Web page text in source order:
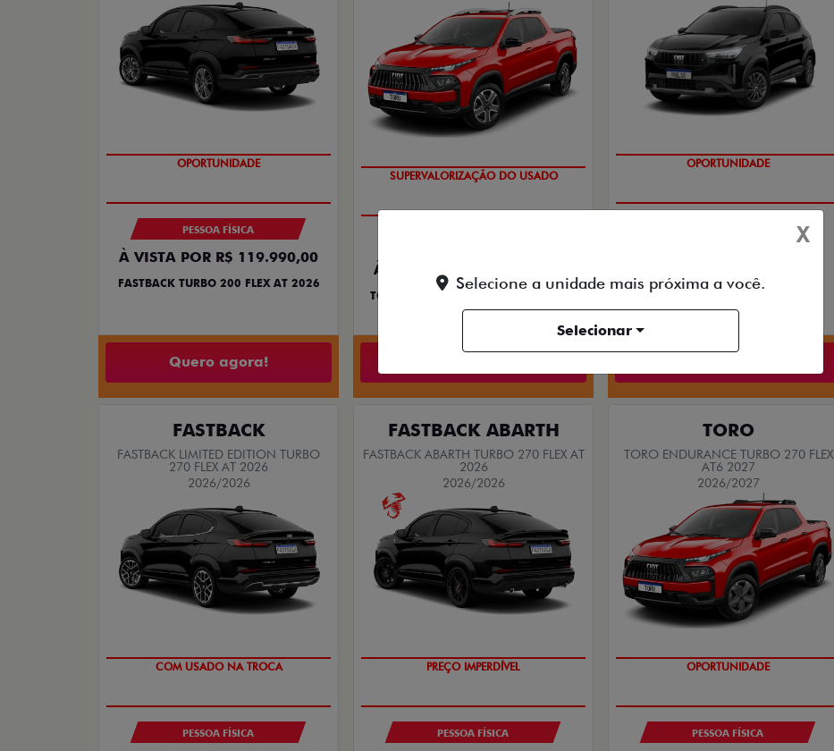
OPORTUNIDADE
PESSOA FÍSICA
À VISTA POR R$ 119.990,00
FASTBACK TURBO 200 FLEX AT 2026
Quero agora!
OPORTUNIDADE
À VISTA POR R$ 134.990,00
TORO FREEDOM TURBO 270 FLEX AT6
2027
GRANDE CHANCE FIAT
R$ 83.377,53
FASTBACK
FASTBACK LIMITED EDITION TURBO
270 FLEX AT 2026
2026/2026
TAXA ZERO
PESSOA FÍSICA
FASTBACK ABARTH
FASTBACK ABARTH TURBO 270 FLEX AT
2026
2026/2026
SAIA DE FIAT 0KM
PESSOA FÍSICA
TORO
TORO ENDURANCE TURBO 270 FLEX
AT6 2027
2026/2027
SUPERVALORIZAÇÃO DO USADO
PESSOA FÍSICA
X
Selecione a unidade mais próxima a você.
Selecionar